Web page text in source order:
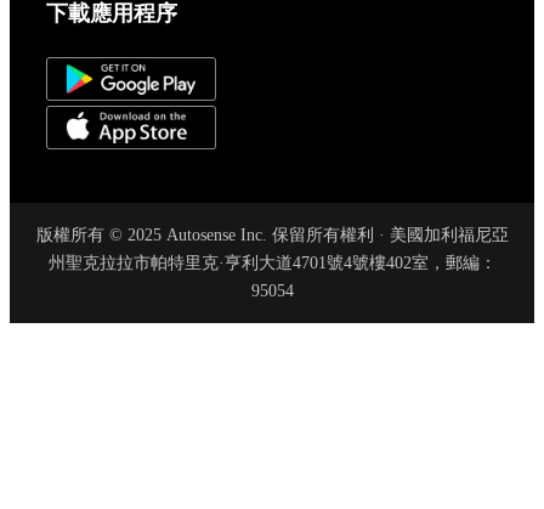
下載應用程序
版權所有 © 2025 Autosense Inc. 保留所有權利 · 美國加利福尼亞
州聖克拉拉市帕特里克·亨利大道4701號4號樓402室，郵編：
95054